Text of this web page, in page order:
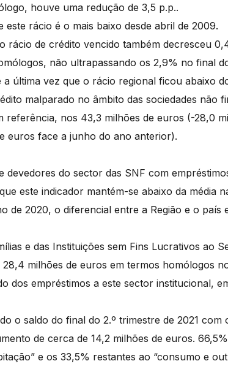
houve uma redução de 3,5 p.p..
este rácio é o mais baixo desde abril de 2009.
rácio de crédito vencido também decresceu
não ultrapassando os 2,9% no final
a última vez que o rácio regional ficou abaixo
malparado no âmbito das sociedades não
referência, nos 43,3 milhões de euros (-28,0
euros face a junho do ano anterior).
devedores do sector das SNF com
este indicador mantém-se abaixo da média
de 2020, o diferencial entre a Região e o país
e das Instituições sem Fins Lucrativos ao
milhões de euros em termos homólogos
dos empréstimos a este sector institucional,
o saldo do final do 2.º trimestre de 2021
de cerca de 14,2 milhões de euros.
e os 33,5% restantes ao “consumo e